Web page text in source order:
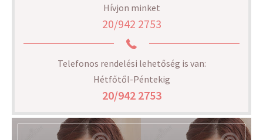
Hívjon minket
20/942 2753
Telefonos rendelési lehetőség is van:
Hétfőtől-Péntekig
20/942 2753